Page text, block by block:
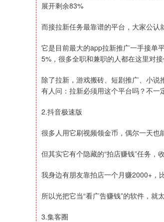
展开剩余83%
而接拉新任务最靠谱的平台，大家公认
它是目前最大的app拉新推广一手接单
5%，很多全职和兼职的人都在这里对接
除了拉新，游戏搬砖、短剧推广、小说
有人问：拉新必须用这个平台吗？不一
2.抖音极速版
很多人用它刷视频领金币，偶尔一天也
但其实它有个隐藏的“拍店赚钱”任务，
我身边有朋友靠拍店一个月赚2000+，
所以光把它当“看广告赚钱”的软件，就
3.集客圈